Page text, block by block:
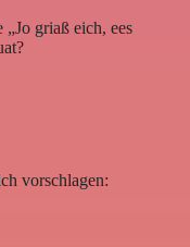
griaß eich, ees
vorschlagen: